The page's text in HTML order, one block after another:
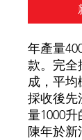
年產量
款。完全
成，平均
採收後先
量1000
陳年於新